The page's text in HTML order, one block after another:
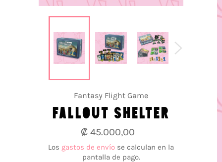
Fantasy Flight Game
FALLOUT SHELTER
Precio
habitual
₡ 45.000,00
Los gastos de envío se calculan en la
pantalla de pago.